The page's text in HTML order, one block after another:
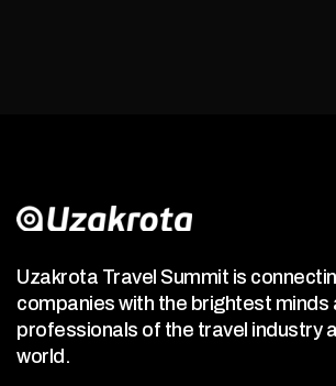
Uzakrota Travel Summit is
companies with the brightest minds
professionals of the travel industry
world.